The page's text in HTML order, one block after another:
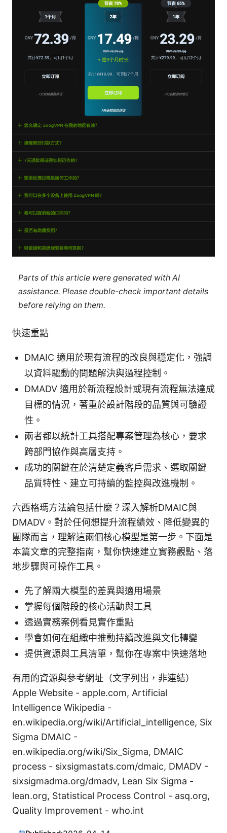
Parts of this article were generated with AI
assistance. Please double-check important details
before relying on them.
快速重點
DMAIC 適用於現有流程的改良與穩定化，強調
以資料驅動的問題解決與過程控制。
DMADV 適用於新流程設計或現有流程無法達成
目標的情況，著重於設計階段的品質與可驗證
性。
兩者都以統計工具搭配專案管理為核心，要求
跨部門協作與高層支持。
成功的關鍵在於清楚定義客戶需求、選取關鍵
品質特性、建立可持續的監控與改進機制。
六西格瑪方法論包括什麼？深入解析DMAIC與
DMADV。對於任何想提升流程績效、降低變異的
團隊而言，理解這兩個核心模型是第一步。下面是
本篇文章的完整指南，幫你快速建立實務觀點、落
地步驟與可操作工具。
先了解兩大模型的差異與適用場景
掌握每個階段的核心活動與工具
透過實務案例看見實作重點
學會如何在組織中推動持續改進與文化轉變
提供資源與工具清單，幫你在專案中快速落地
有用的資源與參考網址（文字列出，非連結）
Apple Website - apple.com, Artificial
Intelligence Wikipedia -
en.wikipedia.org/wiki/Artificial_intelligence, Six
Sigma DMAIC -
en.wikipedia.org/wiki/Six_Sigma, DMAIC
process - sixsigmastats.com/dmaic, DMADV -
sixsigmadma.org/dmadv, Lean Six Sigma -
lean.org, Statistical Process Control - asq.org,
Quality Improvement - who.int